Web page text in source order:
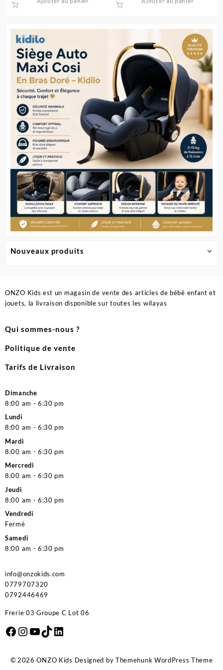
Nouveaux produits
16.900 د.ج.
ONZO Kids est un magasin de vente des articles de bébé enfant et
jouets, la livraison disponible sur toutes les wilayas
Qui sommes-nous ?
Politique de vente
Tarifs de Livraison
Dimanche
8:00 am - 6:30 pm
Lundi
8:00 am - 6:30 pm
Mardi
8:00 am - 6:30 pm
Mercredi
8:00 am - 6:30 pm
Jeudi
8:00 am - 6:30 pm
Vendredi
Fermé
Samedi
8:00 am - 6:30 pm
info@onzokids.com
0779707320
0792446469
Frerie 03 Groupe C Lot 06
Facebook
Instagram
YouTube
TikTok
LinkedIn
© 2026ONZO Kids Designed by Themehunk WordPress Theme